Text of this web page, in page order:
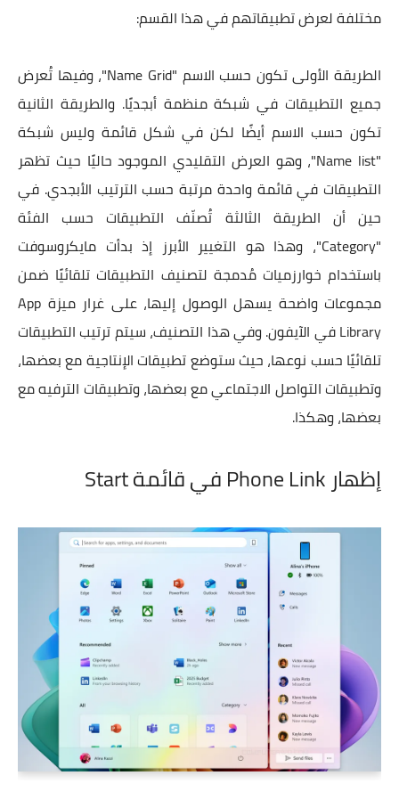
مختلفة لعرض تطبيقاتهم في هذا القسم:
الطريقة الأولى تكون حسب الاسم "Name Grid"، وفيها تُعرض
جميع التطبيقات في شبكة منظمة أبجديًا. والطريقة الثانية
تكون حسب الاسم أيضًا لكن في شكل قائمة وليس شبكة
"Name list"، وهو العرض التقليدي الموجود حاليًا حيث تظهر
التطبيقات في قائمة واحدة مرتبة حسب الترتيب الأبجدي. في
حين أن الطريقة الثالثة تُصنّف التطبيقات حسب الفئة
"Category"، وهذا هو التغيير الأبرز إذ بدأت مايكروسوفت
باستخدام خوارزميات مُدمجة لتصنيف التطبيقات تلقائيًا ضمن
مجموعات واضحة يسهل الوصول إليها، على غرار ميزة App
Library في الآيفون. وفي هذا التصنيف، سيتم ترتيب التطبيقات
تلقائيًا حسب نوعها، حيث ستوضع تطبيقات الإنتاجية مع بعضها،
وتطبيقات التواصل الاجتماعي مع بعضها، وتطبيقات الترفيه مع
بعضها، وهكذا.
إظهار Phone Link في قائمة Start